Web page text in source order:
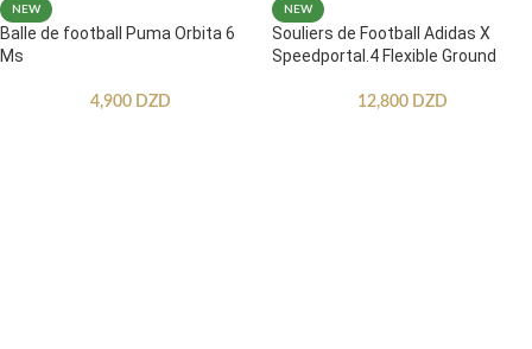
NEW
Balle de football Puma Orbita 6
Ms
4,900 DZD
NEW
Souliers de Football Adidas X
Speedportal.4 Flexible Ground
12,800 DZD